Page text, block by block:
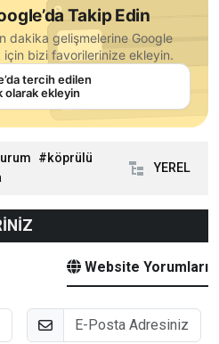
Takip Edin
dakika gelişmelerine Google
için bizi favorilerinize ekleyin.
tercih edilen
olarak ekleyin
köprülü
YEREL
Website Yorumları
E-Posta